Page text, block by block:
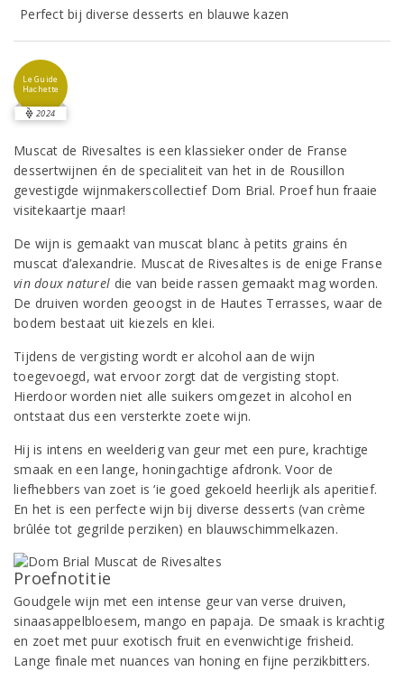
Perfect bij diverse desserts en blauwe kazen
Le Guide
Hachette
2024
Muscat de Rivesaltes is een klassieker onder de Franse
dessertwijnen én de specialiteit van het in de Rousillon
gevestigde wijnmakerscollectief Dom Brial. Proef hun fraaie
visitekaartje maar!
De wijn is gemaakt van muscat blanc à petits grains én
muscat d’alexandrie. Muscat de Rivesaltes is de enige Franse
vin doux naturel die van beide rassen gemaakt mag worden.
De druiven worden geoogst in de Hautes Terrasses, waar de
bodem bestaat uit kiezels en klei.
Tijdens de vergisting wordt er alcohol aan de wijn
toegevoegd, wat ervoor zorgt dat de vergisting stopt.
Hierdoor worden niet alle suikers omgezet in alcohol en
ontstaat dus een versterkte zoete wijn.
Hij is intens en weelderig van geur met een pure, krachtige
smaak en een lange, honingachtige afdronk. Voor de
liefhebbers van zoet is ‘ie goed gekoeld heerlijk als aperitief.
En het is een perfecte wijn bij diverse desserts (van crème
brûlée tot gegrilde perziken) en blauwschimmelkazen.
Proefnotitie
Goudgele wijn met een intense geur van verse druiven,
sinaasappelbloesem, mango en papaja. De smaak is krachtig
en zoet met puur exotisch fruit en evenwichtige frisheid.
Lange finale met nuances van honing en fijne perzikbitters.